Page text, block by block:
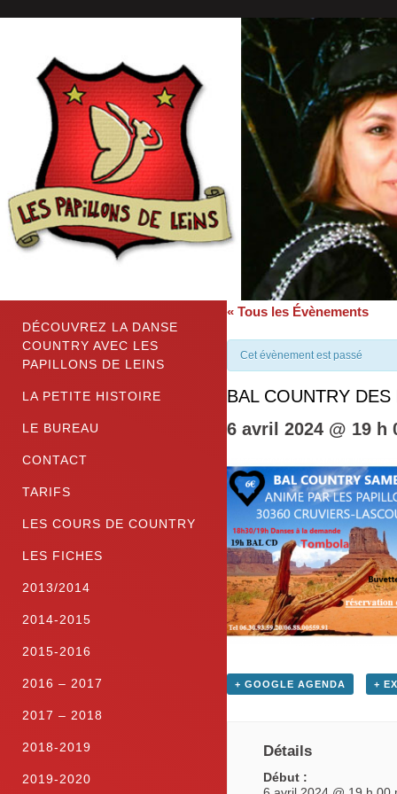
DÉCOUVREZ LA DANSE
COUNTRY AVEC LES
PAPILLONS DE LEINS
LA PETITE HISTOIRE
LE BUREAU
CONTACT
TARIFS
LES COURS DE COUNTRY
LES FICHES
2013/2014
2014-2015
2015-2016
2016 – 2017
2017 – 2018
2018-2019
2019-2020
« Tous les Évènements
Cet évènement est passé
BAL COUNTRY
6 avril 2024 @ 19 h
+ GOOGLE AGENDA +
Détails
Début :